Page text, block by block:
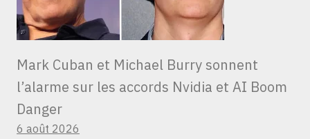
Mark Cuban et Michael Burry sonnent
l’alarme sur les accords Nvidia et AI Boom
Danger
6 août 2026